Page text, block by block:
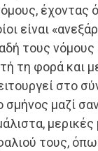
έχοντας
είναι
τους νόμους
τη φορά και
στο
μαζί
τους,